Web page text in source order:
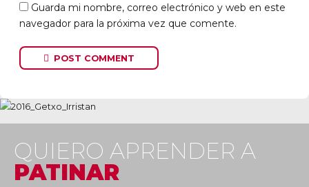
Guarda mi nombre, correo electrónico y web en este
navegador para la próxima vez que comente.
POST COMMENT
QUIERO APRENDER A
PATINAR